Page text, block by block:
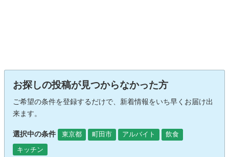
お探しの投稿が見つからなかった方
ご希望の条件を登録するだけで、新着情報をいち早くお届け出
来ます。
選択中の条件 東京都 町田市 アルバイト
飲食
キッチン